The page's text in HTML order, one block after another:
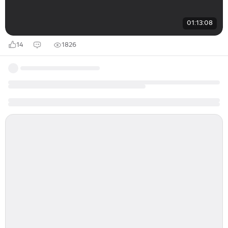
01:13:08
14 1826